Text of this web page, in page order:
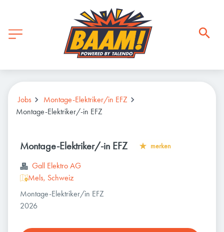
Jobs
Montage-Elektriker/in EFZ
Montage-Elektriker/-in EFZ
Montage-Elektriker/-in EFZ merken
Gall Elektro AG
Mels, Schweiz
Montage-Elektriker/in EFZ
2026